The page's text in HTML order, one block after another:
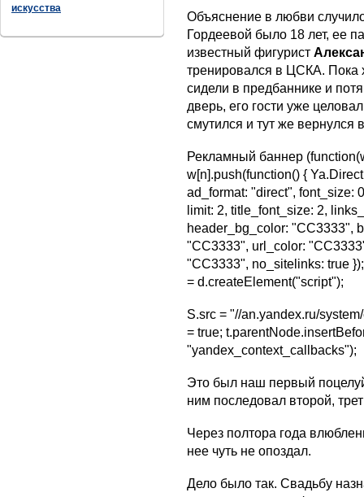
искусства
Объяснение в любви
Гордеевой было 18 лет, ее
известный фигурист
тренировался в ЦСКА. Пока
сидели в предбаннике и
дверь, его гости уже
смутился и тут же вернулся
Рекламный баннер
w[n].push(function() {
ad_format: "direct", font_size:
limit: 2, title_font_size: 2,
header_bg_color: "CC3333",
"CC3333", url_color:
"CC3333", no_sitelinks: true
= d.createElement("script");
S.src = "//an.yandex.ru/
= true;
"yandex_context_callbacks");
Это был наш первый
ним последовал второй,
Через полтора года
нее чуть не опоздал.
Дело было так. Свадьбу